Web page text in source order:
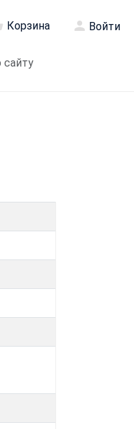
Корзина Войти